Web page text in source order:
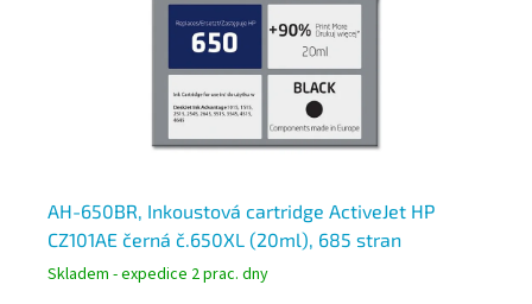
AH-650BR, Inkoustová cartridge ActiveJet HP
CZ101AE černá č.650XL (20ml), 685 stran
Skladem - expedice 2 prac. dny